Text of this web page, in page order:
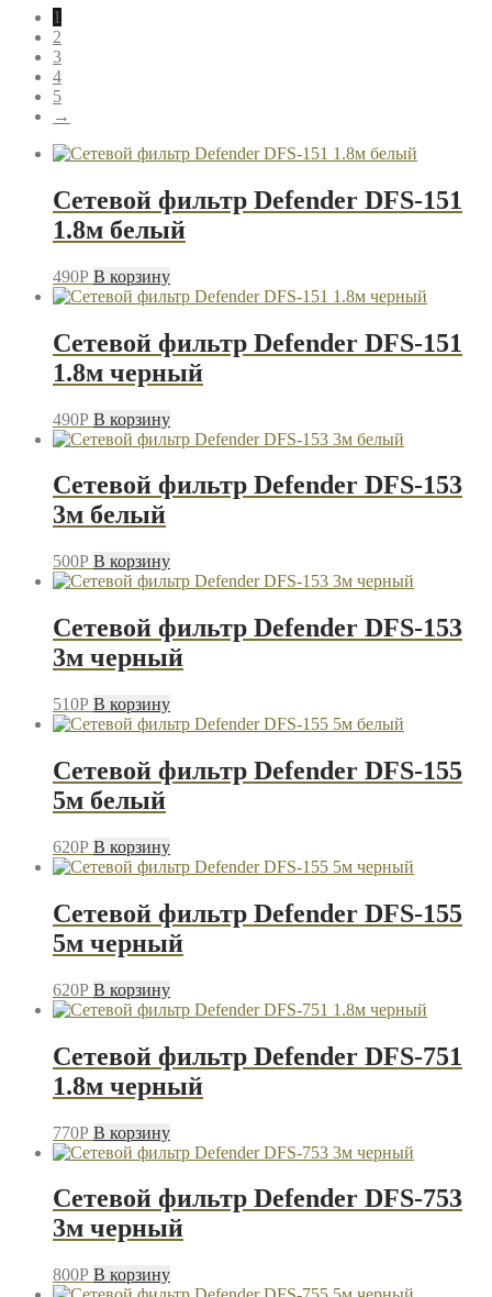
1
2
3
4
5
→
Сетевой фильтр Defender DFS-151
1.8м белый
490P В корзину
Сетевой фильтр Defender DFS-151
1.8м черный
490P В корзину
Сетевой фильтр Defender DFS-153
3м белый
500P В корзину
Сетевой фильтр Defender DFS-153
3м черный
510P В корзину
Сетевой фильтр Defender DFS-155
5м белый
620P В корзину
Сетевой фильтр Defender DFS-155
5м черный
620P В корзину
Сетевой фильтр Defender DFS-751
1.8м черный
770P В корзину
Сетевой фильтр Defender DFS-753
3м черный
800P В корзину